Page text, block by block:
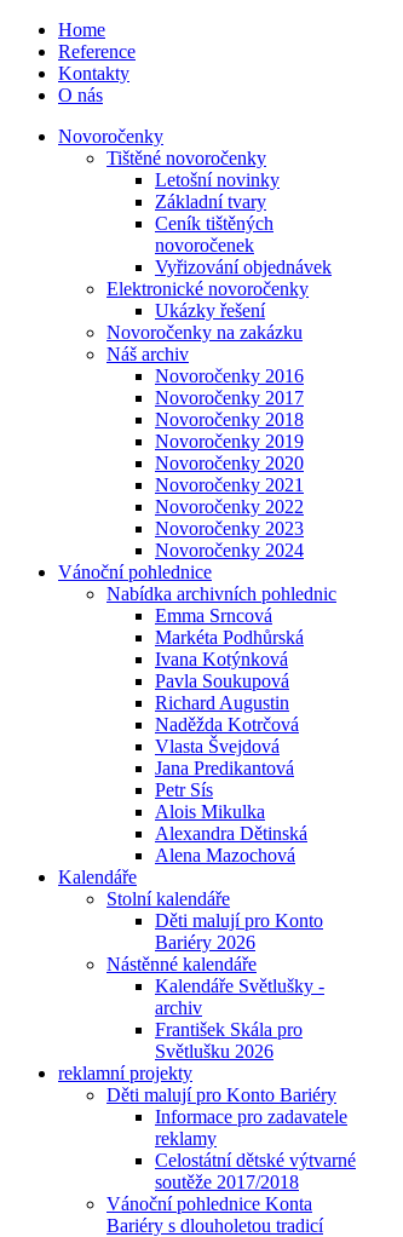
Home
Reference
Kontakty
O nás
Novoročenky
Tištěné novoročenky
Letošní novinky
Základní tvary
Ceník tištěných
novoročenek
Vyřizování objednávek
Elektronické novoročenky
Ukázky řešení
Novoročenky na zakázku
Náš archiv
Novoročenky 2016
Novoročenky 2017
Novoročenky 2018
Novoročenky 2019
Novoročenky 2020
Novoročenky 2021
Novoročenky 2022
Novoročenky 2023
Novoročenky 2024
Vánoční pohlednice
Nabídka archivních pohlednic
Emma Srncová
Markéta Podhůrská
Ivana Kotýnková
Pavla Soukupová
Richard Augustin
Naděžda Kotrčová
Vlasta Švejdová
Jana Predikantová
Petr Sís
Alois Mikulka
Alexandra Dětinská
Alena Mazochová
Kalendáře
Stolní kalendáře
Děti malují pro Konto
Bariéry 2026
Nástěnné kalendáře
Kalendáře Světlušky -
archiv
František Skála pro
Světlušku 2026
reklamní projekty
Děti malují pro Konto Bariéry
Informace pro zadavatele
reklamy
Celostátní dětské výtvarné
soutěže 2017/2018
Vánoční pohlednice Konta
Bariéry s dlouholetou tradicí